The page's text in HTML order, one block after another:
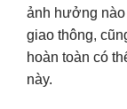
ảnh hưởng
giao thông,
hoàn toàn có
này.